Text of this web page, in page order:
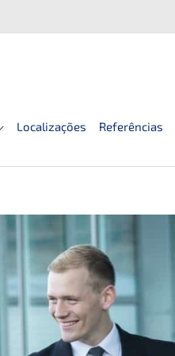
Localizações Referências